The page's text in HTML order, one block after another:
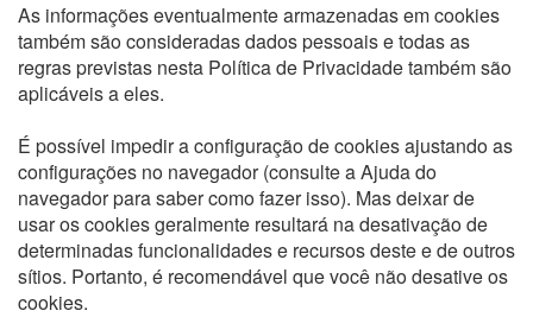
As informações eventualmente armazenadas em cookies
também são consideradas dados pessoais e todas as
regras previstas nesta Política de Privacidade também são
aplicáveis a eles.
É possível impedir a configuração de cookies ajustando as
configurações no navegador (consulte a Ajuda do
navegador para saber como fazer isso). Mas deixar de
usar os cookies geralmente resultará na desativação de
determinadas funcionalidades e recursos deste e de outros
sítios. Portanto, é recomendável que você não desative os
cookies.